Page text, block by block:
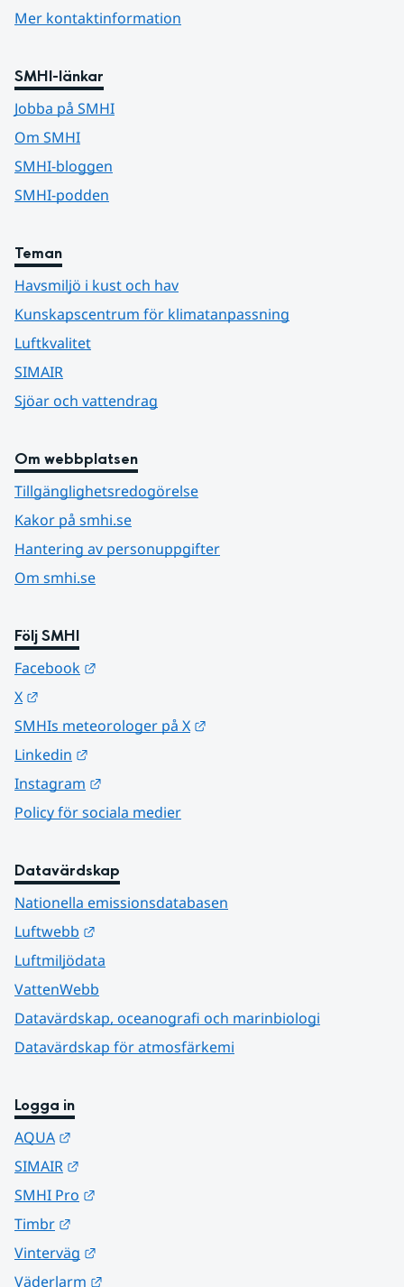
Mer kontaktinformation
SMHI-länkar
Jobba på SMHI
Om SMHI
SMHI-bloggen
SMHI-podden
Teman
Havsmiljö i kust och hav
Kunskapscentrum för klimatanpassning
Luftkvalitet
SIMAIR
Sjöar och vattendrag
Om webbplatsen
Tillgänglighetsredogörelse
Kakor på smhi.se
Hantering av personuppgifter
Om smhi.se
Följ SMHI
Facebook
X
SMHIs meteorologer på X
Linkedin
Instagram
Policy för sociala medier
Datavärdskap
Nationella emissionsdatabasen
Luftwebb
Luftmiljödata
VattenWebb
Datavärdskap, oceanografi och marinbiologi
Datavärdskap för atmosfärkemi
Logga in
AQUA
SIMAIR
SMHI Pro
Timbr
Vinterväg
Väderlarm